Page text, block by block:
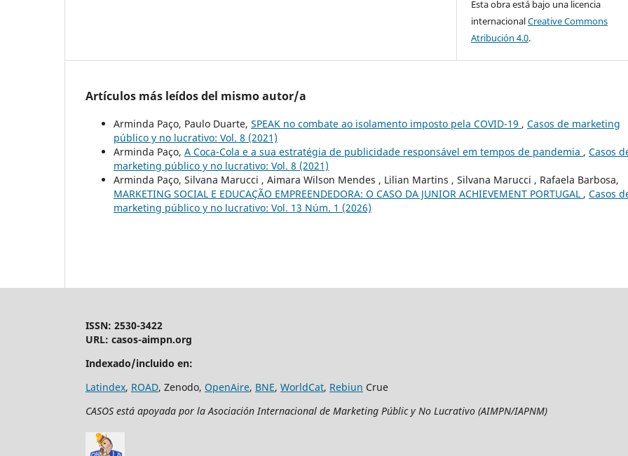
Esta obra está bajo una licencia
internacionalCreative Commons
Atribución 4.0.
Artículos más leídos del mismo autor/a
Arminda Paço, Paulo Duarte, SPEAK no combate ao isolamento imposto pela COVID-19 , Casos de marketing
público y no lucrativo: Vol. 8 (2021)
Arminda Paço, A Coca-Cola e a sua estratégia de publicidade responsável em tempos de pandemia , Casos
marketing público y no lucrativo: Vol. 8 (2021)
Arminda Paço, Silvana Marucci , Aimara Wilson Mendes , Lilian Martins , Silvana Marucci , Rafaela Barbosa,
MARKETING SOCIAL E EDUCAÇÃO EMPREENDEDORA: O CASO DA JUNIOR ACHIEVEMENT PORTUGAL , Casos
marketing público y no lucrativo: Vol. 13 Núm. 1 (2026)
ISSN: 2530-3422
URL: casos-aimpn.org
Indexado/incluido en:
Latindex, ROAD, Zenodo, OpenAire, BNE, WorldCat, Rebiun Crue
CASOS está apoyada por la Asociación Internacional de Marketing Públic y No Lucrativo (AIMPN/IAPNM)